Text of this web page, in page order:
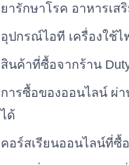
ยารักษาโรค อาหารเส
อุปกรณ์ไอที เครื่องใช้ไ
สินค้าที่ซื้อจากร้าน
การซื้อของออนไลน์ ผ่
ได้
คอร์สเรียนออนไลน์ที่ซื้